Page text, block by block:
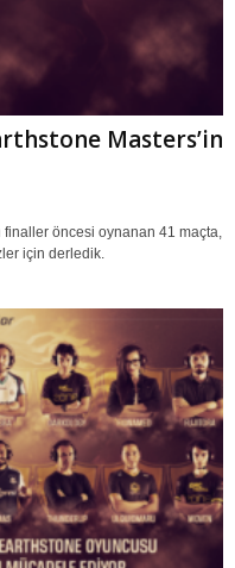
Masters’in
öncesi oynanan 41 maçta,
için derledik.